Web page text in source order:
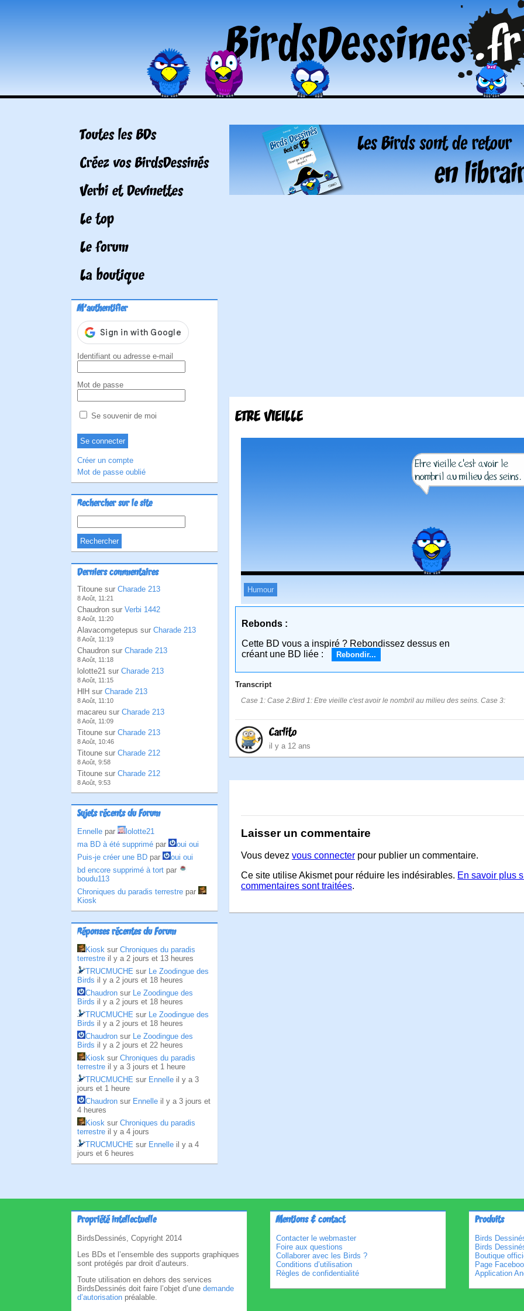
Toutes les BDs
Créez vos BirdsDessinés
Verbi et Devinettes
Le top
Le forum
La boutique
M'authentifier
Identifiant ou adresse e-mail
Mot de passe
Se souvenir de moi
Créer un compte
Mot de passe oublié
Rechercher sur le site
Derniers commentaires
Titoune sur Charade 213
8 Août, 11:21
Chaudron sur Verbi 1442
8 Août, 11:20
Alavacomgetepus sur Charade 213
8 Août, 11:19
Chaudron sur Charade 213
8 Août, 11:18
lolotte21 sur Charade 213
8 Août, 11:15
HlH sur Charade 213
8 Août, 11:10
macareu sur Charade 213
8 Août, 11:09
Titoune sur Charade 213
8 Août, 10:46
Titoune sur Charade 212
8 Août, 9:58
Titoune sur Charade 212
8 Août, 9:53
Sujets récents du Forum
Ennelle par
lolotte21
ma BD à été supprimé par
oui oui
Puis-je créer une BD par
oui oui
bd encore supprimé à tort par
boudu113
Chroniques du paradis terrestre par
Kiosk
Réponses récentes du Forum
Kiosk sur Chroniques du paradis
terrestre il y a 2 jours et 13 heures
TRUCMUCHE sur Le Zoodingue des
Birds il y a 2 jours et 18 heures
Chaudron sur Le Zoodingue des
Birds il y a 2 jours et 18 heures
TRUCMUCHE sur Le Zoodingue des
Birds il y a 2 jours et 18 heures
Chaudron sur Le Zoodingue des
Birds il y a 2 jours et 22 heures
Kiosk sur Chroniques du paradis
terrestre il y a 3 jours et 1 heure
TRUCMUCHE sur Ennelle il y a 3
jours et 1 heure
Chaudron sur Ennelle il y a 3 jours et
4 heures
Kiosk sur Chroniques du paradis
terrestre il y a 4 jours
TRUCMUCHE sur Ennelle il y a 4
jours et 6 heures
ETRE VIEILLE
Humour
Rebonds :
Cette BD vous a inspiré ? Rebondissez dessus en
créant une BD liée :
Rebondir...
Transcript
Case 1: Case 2:Bird 1: Etre vieille c'est avoir le nombril au milieu des seins. Case 3:
Carlito
il y a 12 ans
Laisser un commentaire
Vous devez vous connecter pour publier un commentaire.
Ce site utilise Akismet pour réduire les indésirables. En savoir plus
commentaires sont traitées.
Propriété intellectuelle
BirdsDessinés, Copyright 2014
Les BDs et l’ensemble des supports graphiques
sont protégés par droit d’auteurs.
Toute utilisation en dehors des services
BirdsDessinés doit faire l’objet d’une demande
d’autorisation préalable.
Mentions & contact
Contacter le webmaster
Foire aux questions
Collaborer avec les Birds ?
Conditions d’utilisation
Règles de confidentialité
Produits
Birds
Birds
Boutique
Page
Application